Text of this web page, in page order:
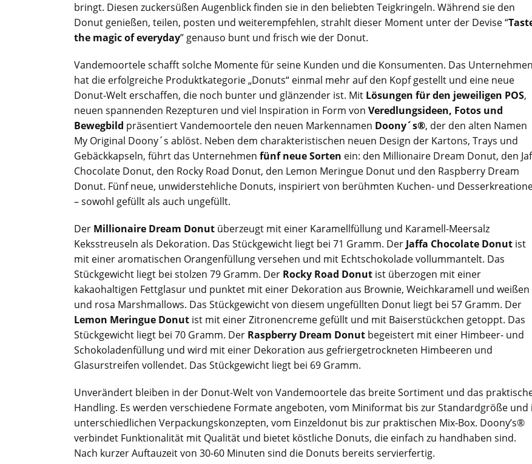
bringt. Diesen zuckersüßen Augenblick finden sie in den beliebten Teigkringeln. Während sie den
Donut genießen, teilen, posten und weiterempfehlen, strahlt dieser Moment unter der Devise “
the magic of everyday” genauso bunt und frisch wie der Donut.
Vandemoortele schafft solche Momente für seine Kunden und die Konsumenten. Das Unternehmen
hat die erfolgreiche Produktkategorie „Donuts“ einmal mehr auf den Kopf gestellt und eine neue
Donut-Welt erschaffen, die noch bunter und glänzender ist. Mit Lösungen für den jeweiligen POS,
neuen spannenden Rezepturen und viel Inspiration in Form von Veredlungsideen, Fotos und
Bewegbild präsentiert Vandemoortele den neuen Markennamen Doony´s®, der den alten Namen
My Original Doony´s ablöst. Neben dem charakteristischen neuen Design der Kartons, Trays und
Gebäckkapseln, führt das Unternehmen fünf neue Sorten ein: den Millionaire Dream Donut, den
Chocolate Donut, den Rocky Road Donut, den Lemon Meringue Donut und den Raspberry Dream
Donut. Fünf neue, unwiderstehliche Donuts, inspiriert von berühmten Kuchen- und
– sowohl gefüllt als auch ungefüllt.
Der Millionaire Dream Donut überzeugt mit einer Karamellfüllung und Karamell-Meersalz
Keksstreuseln als Dekoration. Das Stückgewicht liegt bei 71 Gramm. Der Jaffa Chocolate Donut ist
mit einer aromatischen Orangenfüllung versehen und mit Echtschokolade vollummantelt. Das
Stückgewicht liegt bei stolzen 79 Gramm. Der Rocky Road Donut ist überzogen mit einer
kakaohaltigen Fettglasur und punktet mit einer Dekoration aus Brownie, Weichkaramell und weißen
und rosa Marshmallows. Das Stückgewicht von diesem ungefüllten Donut liegt bei 57 Gramm. Der
Lemon Meringue Donut ist mit einer Zitronencreme gefüllt und mit Baiserstückchen getoppt. Das
Stückgewicht liegt bei 70 Gramm. Der Raspberry Dream Donut begeistert mit einer Himbeer- und
Schokoladenfüllung und wird mit einer Dekoration aus gefriergetrockneten Himbeeren und
Glasurstreifen vollendet. Das Stückgewicht liegt bei 69 Gramm.
Unverändert bleiben in der Donut-Welt von Vandemoortele das breite Sortiment und das
Handling. Es werden verschiedene Formate angeboten, vom Miniformat bis zur Standardgröße und
unterschiedlichen Verpackungskonzepten, vom Einzeldonut bis zur praktischen Mix-Box. Doony’s®
verbindet Funktionalität mit Qualität und bietet köstliche Donuts, die einfach zu handhaben sind.
Nach kurzer Auftauzeit von 30-60 Minuten sind die Donuts bereits servierfertig.